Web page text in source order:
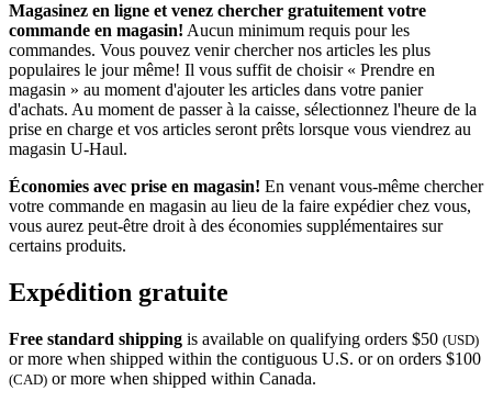
Magasinez en ligne et venez chercher gratuitement votre
commande en magasin! Aucun minimum requis pour les
commandes. Vous pouvez venir chercher nos articles les plus
populaires le jour même! Il vous suffit de choisir « Prendre en
magasin » au moment d'ajouter les articles dans votre panier
d'achats. Au moment de passer à la caisse, sélectionnez l'heure de la
prise en charge et vos articles seront prêts lorsque vous viendrez au
magasin U-Haul.
Économies avec prise en magasin! En venant vous-même chercher
votre commande en magasin au lieu de la faire expédier chez vous,
vous aurez peut-être droit à des économies supplémentaires sur
certains produits.
Expédition gratuite
Free standard shipping is available on qualifying orders $50 (USD)
or more when shipped within the contiguous U.S. or on orders $100
(CAD) or more when shipped within Canada.